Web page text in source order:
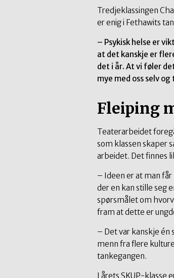
Tredjeklassingen
er enig i Fethawits
– Psykisk helse er
at det kanskje er
det i år. At vi føler
mye med oss selv
Fleiping
Teaterarbeidet
som klassen skaper
arbeidet. Det finnes
– Ideen er at man
der en kan stille seg
spørsmålet om
fram at dette er
– Det var kanskje én
menn fra flere
tankegangen.
I årets SKUP-klasse